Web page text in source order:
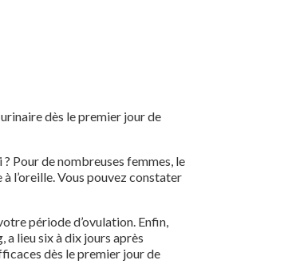
dès le premier jour de
Pour de nombreuses femmes, le
l’oreille. Vous pouvez constater
période d’ovulation. Enfin,
a lieu six à dix jours après
dès le premier jour de